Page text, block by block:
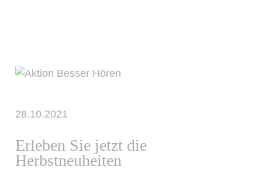
28.10.2021
Erleben Sie jetzt die
Herbstneuheiten